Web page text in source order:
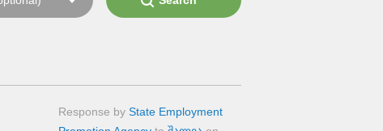
Response by State Employment